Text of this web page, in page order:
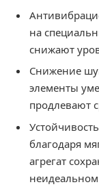
на
снижают
Снижение
элементы
продлевают
благодаря
агрегат